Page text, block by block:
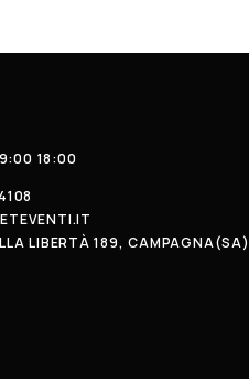
18:00
LIBERTÀ 189, CAMPAGNA(SA)